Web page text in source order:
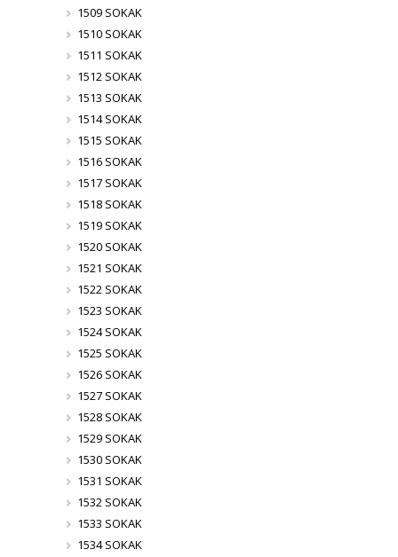
1509 SOKAK
1510 SOKAK
1511 SOKAK
1512 SOKAK
1513 SOKAK
1514 SOKAK
1515 SOKAK
1516 SOKAK
1517 SOKAK
1518 SOKAK
1519 SOKAK
1520 SOKAK
1521 SOKAK
1522 SOKAK
1523 SOKAK
1524 SOKAK
1525 SOKAK
1526 SOKAK
1527 SOKAK
1528 SOKAK
1529 SOKAK
1530 SOKAK
1531 SOKAK
1532 SOKAK
1533 SOKAK
1534 SOKAK